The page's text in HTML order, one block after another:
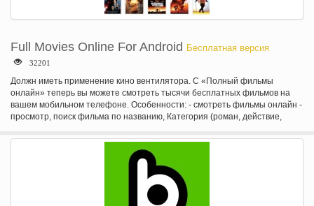
собственностью компании Home Box Office, Inc.
Full Movies Online For Android Бесплатная версия
32201
Должн иметь применение кино вентилятора. С «Полный фильмы
онлайн» теперь вы можете смотреть тысячи бесплатных фильмов на
вашем мобильном телефоне. Особенности: - смотреть фильмы онлайн -
просмотр, поиск фильма по названию, Категория (роман, действие,